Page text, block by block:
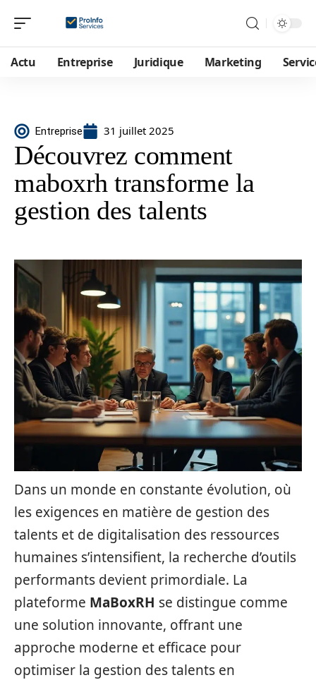
Actu Entreprise Juridique Marketing
Entreprise 31 juillet 2025
Découvrez comment
maboxrh transforme la
gestion des talents
Dans un monde en constante évolution, où
les exigences en matière de gestion des
talents et de digitalisation des ressources
humaines s’intensifient, la recherche d’outils
performants devient primordiale. La
plateforme MaBoxRH se distingue comme
une solution innovante, offrant une
approche moderne et efficace pour
optimiser la gestion des talents en